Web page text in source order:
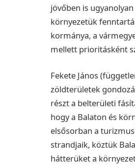
jövőben is
környezetük
kormánya, a
mellett prioritásként
Fekete János
zöldterületek
részt a belterületi
hogy a Balaton és
elsősorban a
strandjaik, köztük
hátterüket a